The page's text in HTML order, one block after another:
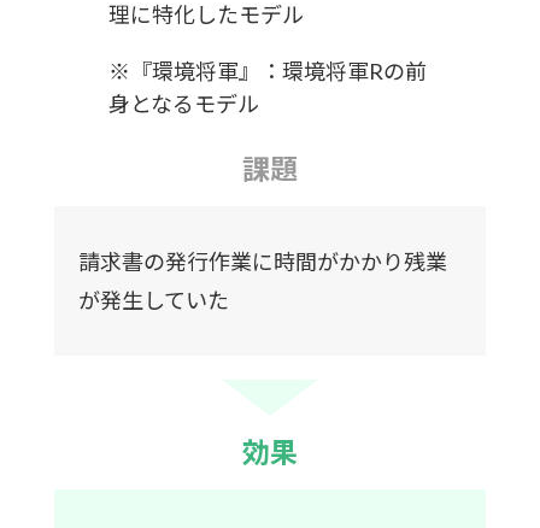
理に特化したモデル
※『環境将軍』：環境将軍Rの前
身となるモデル
課題
請求書の発行作業に時間がかかり残業
が発生していた
効果